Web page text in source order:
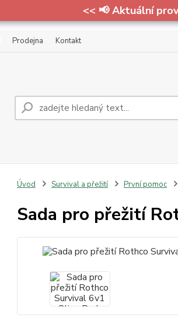
<< 📢 Aktuální
Prodejna Kontakt
Úvod Survival a přežití První pomoc
Sada pro přežití